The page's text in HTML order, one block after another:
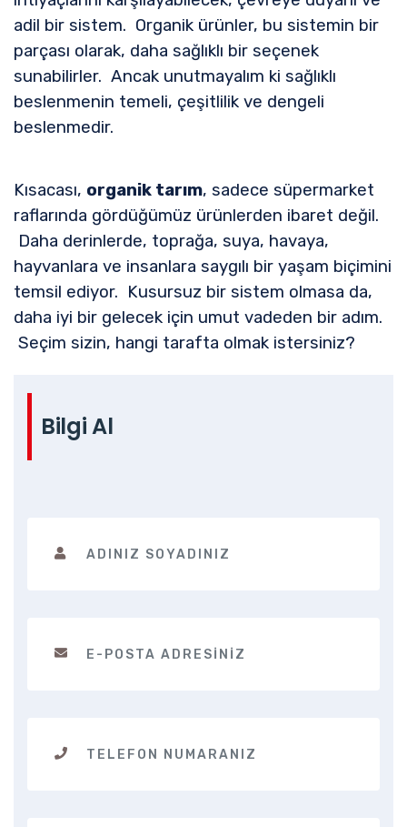
adil bir sistem. Organik ürünler, bu sistemin bir
parçası olarak, daha sağlıklı bir seçenek
sunabilirler. Ancak unutmayalım ki sağlıklı
beslenmenin temeli, çeşitlilik ve dengeli
beslenmedir.
Kısacası, organik tarım, sadece süpermarket
raflarında gördüğümüz ürünlerden ibaret değil.
Daha derinlerde, toprağa, suya, havaya,
hayvanlara ve insanlara saygılı bir yaşam biçimini
temsil ediyor. Kusursuz bir sistem olmasa da,
daha iyi bir gelecek için umut vadeden bir adım.
Seçim sizin, hangi tarafta olmak istersiniz?
Bilgi Al